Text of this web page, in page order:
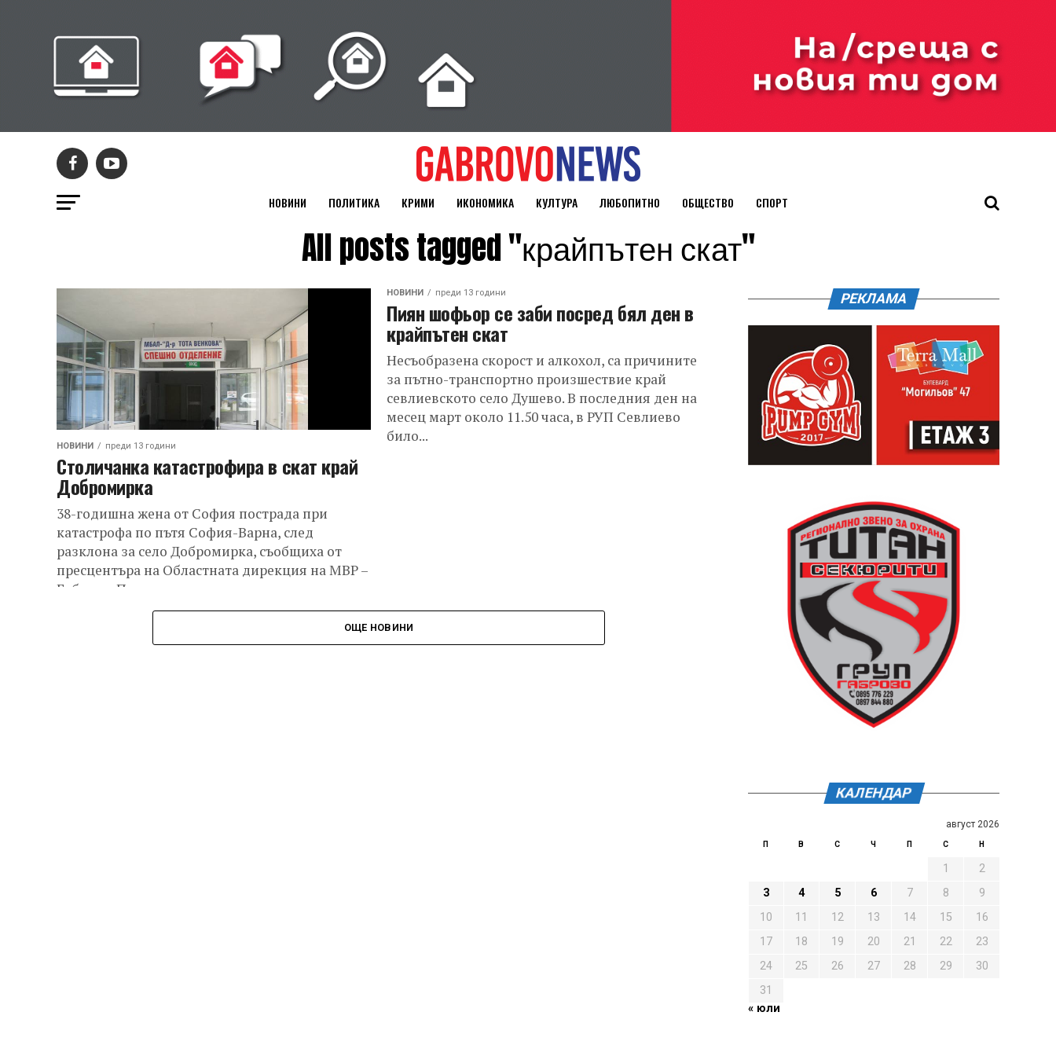
НОВИНИ ПОЛИТИКА КРИМИ ИКОНОМИКА КУЛТУРА ЛЮБОПИТНО ОБЩЕСТВО СПОРТ
All posts tagged "крайпътен скат"
НОВИНИ преди 13 години
Столичанка катастрофира в скат край
Добромирка
38-годишна жена от София пострада при
катастрофа по пътя София-Варна, след
разклона за село Добромирка, съобщиха от
пресцентъра на Областната дирекция на МВР –
Габрово. Пътният...
НОВИНИ преди 13 години
Пиян шофьор се заби посред бял ден в
крайпътен скат
Несъобразена скорост и алкохол, са причините
за пътно-транспортно произшествие край
севлиевското село Душево. В последния ден на
месец март около 11.50 часа, в РУП Севлиево
било...
ОЩЕ НОВИНИ
РЕКЛАМА
КАЛЕНДАР
август 2026
П В С Ч П С Н
1
2
3
4 5 6 7 8
9
10
11 12 13 14 15
16
17
18 19 20 21 22
23
24
25 26 27 28 29
30
31
« юли